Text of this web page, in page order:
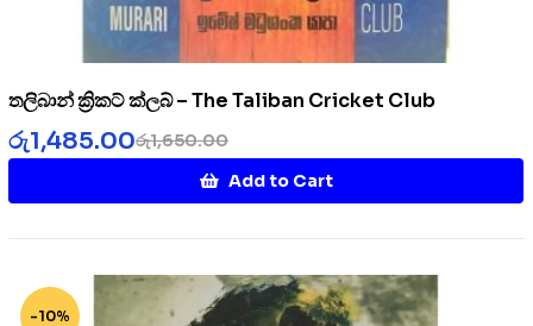
තලිබාන් ක්‍රිකට් ක්ලබ් – The Taliban Cricket Club
රු1,650.00
රු1,485.00
Add to Cart
-10%